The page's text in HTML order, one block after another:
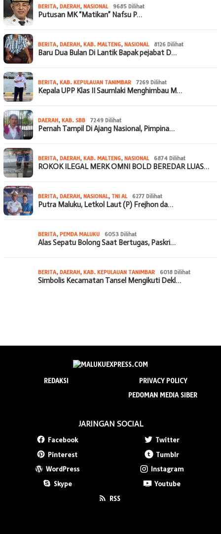
BERITA, DAERAH, NASIONAL 9685 Dilihat
Putusan MK “Matikan” Nafsu P…
BERITA, DAERAH, KAB. MALTENG, NASIONAL 8126 Dilihat
Baru Dua Bulan Di Lantik Bapak pejabat D…
BERITA, KAB. KEPULAUAN TANIMBAR 7269 Dilihat
Kepala UPP Klas II Saumlaki Menghimbau M…
DAERAH, KAB. SBB 7249 Dilihat
Pernah Tampil Di Ajang Nasional, Pimpina…
BERITA, DAERAH, KAB. MALTENG, NASIONAL 6874 Dilihat
ROKOK ILEGAL MERK OMNI BOLD BEREDAR LUAS…
BERITA, DAERAH, NASIONAL, TNI AL 6277 Dilihat
Putra Maluku, Letkol Laut (P) Frejhon da…
BERITA, PEMDA MALUKU 6053 Dilihat
Alas Sepatu Bolong Saat Bertugas, Paskri…
BERITA, DAERAH, KAB. KEPULAUAN TANIMBAR 6018 Dilihat
Simbolis Kecamatan Tansel Mengikuti Dekl…
REDAKSI
PRIVACY POLICY
PEDOMAN MEDIA SIBER
JARINGAN SOCIAL
Facebook
Twitter
Pinterest
Tumblr
WordPress
Instagram
Skype
Youtube
RSS